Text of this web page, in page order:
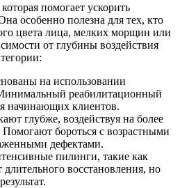
помогает ускорить
особенно полезна для тех, кто
цвета лица, мелких морщин или
от глубины воздействия
на использовании
реабилитационный
начинающих клиентов.
глубже, воздействуя на более
бороться с возрастными
дефектами.
пилинги, такие как
восстановления, но